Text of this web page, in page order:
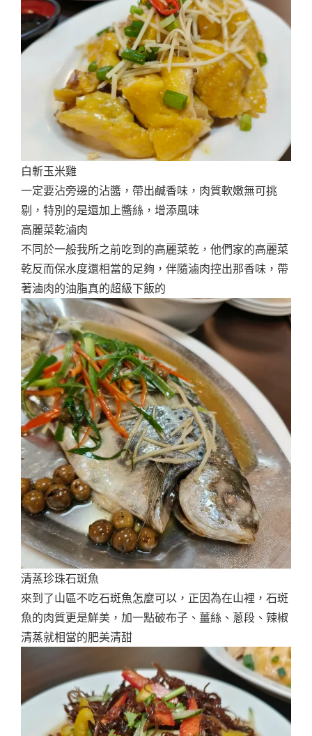
白斬玉米雞
一定要沾旁邊的沾醬，帶出鹹香味，肉質軟嫩無可挑
剔，特別的是還加上醬絲，增添風味
高麗菜乾滷肉
不同於一般我所之前吃到的高麗菜乾，他們家的高麗菜
乾反而保水度還相當的足夠，伴隨滷肉控出那香味，帶
著滷肉的油脂真的超級下飯的
清蒸珍珠石斑魚
來到了山區不吃石斑魚怎麼可以，正因為在山裡，石斑
魚的肉質更是鮮美，加一點破布子、薑絲、蔥段、辣椒
清蒸就相當的肥美清甜